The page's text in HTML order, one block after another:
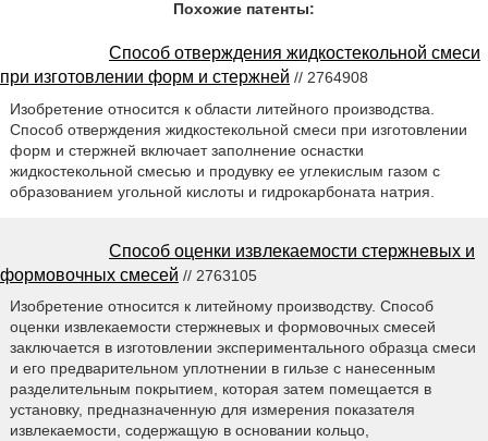
Похожие патенты:
Способ отверждения жидкостекольной смеси
при изготовлении форм и стержней // 2764908
Изобретение относится к области литейного производства.
Способ отверждения жидкостекольной смеси при изготовлении
форм и стержней включает заполнение оснастки
жидкостекольной смесью и продувку ее углекислым газом с
образованием угольной кислоты и гидрокарбоната натрия.
Способ оценки извлекаемости стержневых и
формовочных смесей // 2763105
Изобретение относится к литейному производству. Способ
оценки извлекаемости стержневых и формовочных смесей
заключается в изготовлении экспериментального образца смеси
и его предварительном уплотнении в гильзе с нанесенным
разделительным покрытием, которая затем помещается в
установку, предназначенную для измерения показателя
извлекаемости, содержащую в основании кольцо,